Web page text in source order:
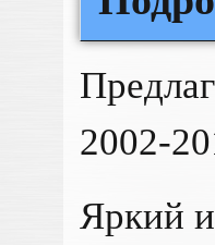
2002-
Яркий